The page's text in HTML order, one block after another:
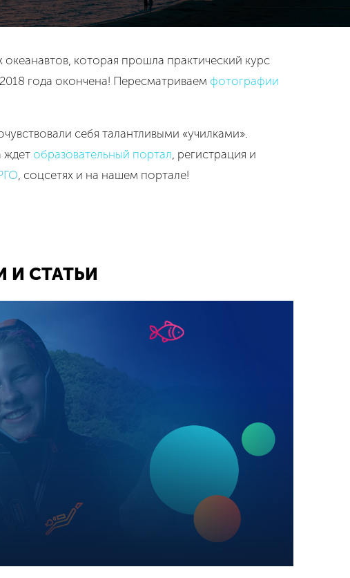
которая прошла практический курс
года окончена! Пересматриваем фотографии
себя талантливыми «училками».
ждет образовательный портал, регистрация и
, соцсетях и на нашем портале!
И СТАТЬИ